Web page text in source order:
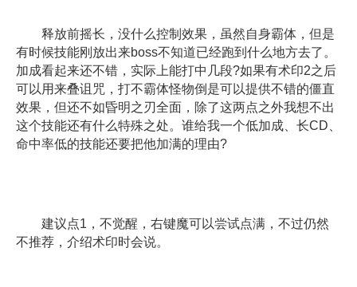
释放前摇长，没什么控制效果，虽然自身霸体，但是
有时候技能刚放出来boss不知道已经跑到什么地方去了。
加成看起来还不错，实际上能打中几段?如果有术印2之后
可以用来叠诅咒，打不霸体怪物倒是可以提供不错的僵直
效果，但还不如昏明之刃全面，除了这两点之外我想不出
这个技能还有什么特殊之处。谁给我一个低加成、长CD、
命中率低的技能还要把他加满的理由?
建议点1，不觉醒，右键魔可以尝试点满，不过仍然
不推荐，介绍术印时会说。